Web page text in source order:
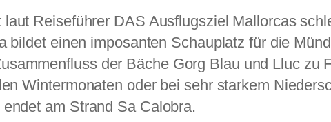
laut Reiseführer DAS Ausflugsziel Mallorcas
einen imposanten Schauplatz für die
der Bäche Gorg Blau und Lluc zu
Wintermonaten oder bei sehr starkem
am Strand Sa Calobra.